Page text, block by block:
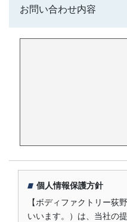
お問い合わせ内容
個人情報保護方針
【ボディファクトリー荻
いいます。）は、当社の